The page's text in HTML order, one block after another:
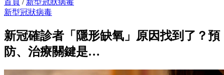
首頁 / 新型冠狀病毒
新型冠狀病毒
新冠確診者「隱形缺氧」原因找到了？預
防、治療關鍵是…